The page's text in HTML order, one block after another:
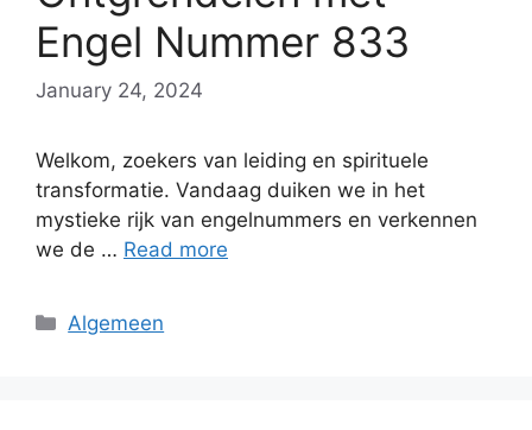
Engel Nummer 833
January 24, 2024
Welkom, zoekers van leiding en spirituele
transformatie. Vandaag duiken we in het
mystieke rijk van engelnummers en verkennen
we de … Read more
Categories
Algemeen